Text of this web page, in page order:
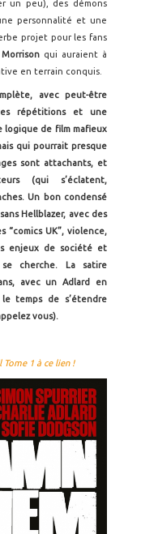
un peu), des démons
personnalité et une
projet pour les fans
qui auraient à
en terrain conquis.
avec peut-être
répétitions et une
de film mafieux
qui pourrait presque
sont attachants, et
(qui s’éclatent,
Un bon condensé
Hellblazer, avec des
“comics UK”, violence,
enjeux de société et
cherche. La satire
avec un Adlard en
temps de s’étendre
vous).
Tome 1 à ce lien !